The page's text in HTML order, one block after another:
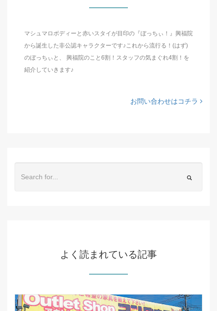
マシュマロボディーと赤いスタイが目印の『ぼっちぃ！』興福院
から誕生した非公認キャラクターです♪これから流行る！(はず)
のぼっちぃと、 興福院のこと6割！スタッフの気まぐれ4割！を
紹介していきます♪
お問い合わせはコチラ
よく読まれている記事